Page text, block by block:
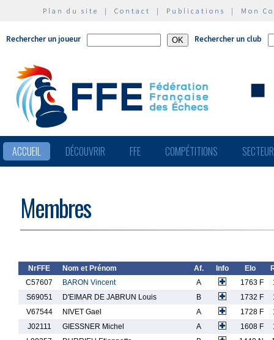
Plan du site | Contact | Publications | Mon
Rechercher un joueur Rechercher un club
ACCUEIL DÉCOUVRIR FFE COMPÉTITIONS
Membres
NrFFE Nom et Prénom Af. Info Elo
C57607
BARON Vincent A 1763 F
S69051
D'EIMAR DE JABRUN Louis B 1732 F
V67544
NIVET Gael A 1728 F
J02111
GIESSNER Michel A 1608 F